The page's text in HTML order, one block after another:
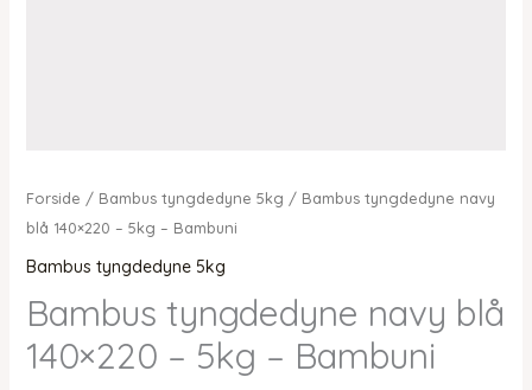
Forside / Bambus tyngdedyne 5kg / Bambus tyngdedyne navy
blå 140×220 – 5kg – Bambuni
Bambus tyngdedyne 5kg
Bambus tyngdedyne navy blå
140×220 – 5kg – Bambuni